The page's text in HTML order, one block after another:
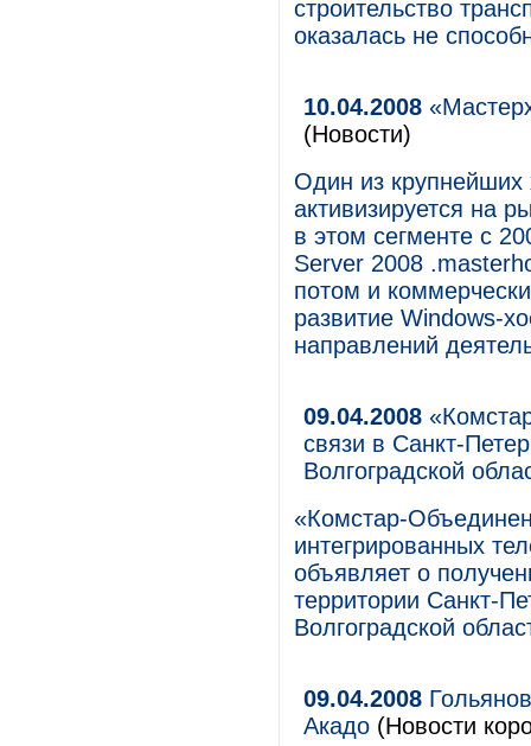
строительство
оказалась не
10.04.2008
(Новости)
Один из крупнейших
активизируется на
в этом сегменте с
Server 2008
потом и
развитие Windows-
направлений
09.04.2008
связи в Санкт-
Волгоградской
«Комстар-
интегрированных
объявляет о
территории Санкт-
Волгоградской
09.04.2008
Акадо (Новости